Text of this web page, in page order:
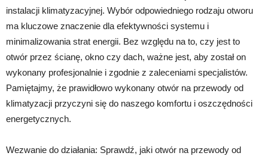
instalacji klimatyzacyjnej. Wybór odpowiedniego rodzaju otworu
ma kluczowe znaczenie dla efektywności systemu i
minimalizowania strat energii. Bez względu na to, czy jest to
otwór przez ścianę, okno czy dach, ważne jest, aby został on
wykonany profesjonalnie i zgodnie z zaleceniami specjalistów.
Pamiętajmy, że prawidłowo wykonany otwór na przewody od
klimatyzacji przyczyni się do naszego komfortu i oszczędności
energetycznych.
Wezwanie do działania: Sprawdź, jaki otwór na przewody od